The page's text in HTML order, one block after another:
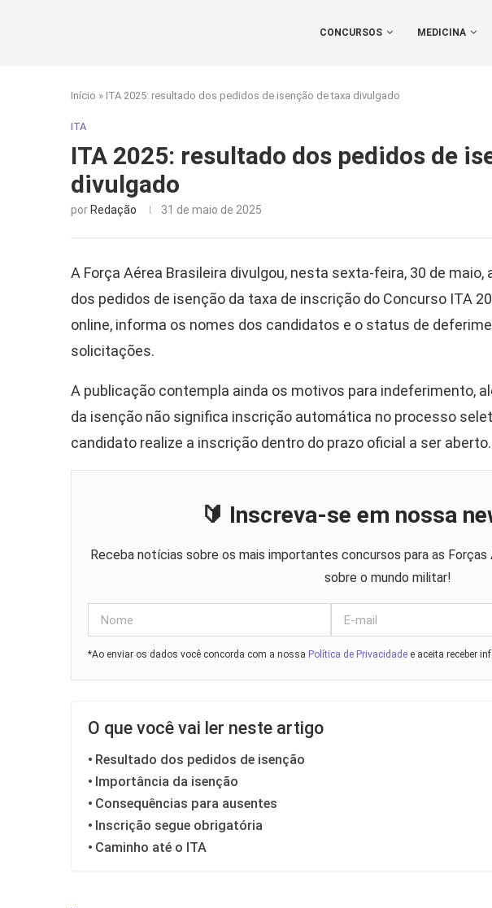
CONCURSOS MEDICINA
Início » ITA 2025: resultado dos pedidos de isenção de taxa divulgado
ITA
ITA 2025: resultado dos pedidos de
divulgado
por Redação 31 de maio de 2025
A Força Aérea Brasileira divulgou, nesta sexta-feira, 30 de
dos pedidos de isenção da taxa de inscrição do Concurso ITA
online, informa os nomes dos candidatos e o status de
solicitações.
A publicação contempla ainda os motivos para indeferimento,
da isenção não significa inscrição automática no processo
candidato realize a inscrição dentro do prazo oficial a ser aberto.
🔰 Inscreva-se em nossa
Receba notícias sobre os mais importantes concursos para as
sobre o mundo militar!
*Ao enviar os dados você concorda com a nossa Política de Privacidade e aceita receber
O que você vai ler neste artigo
Resultado dos pedidos de isenção
Importância da isenção
Consequências para ausentes
Inscrição segue obrigatória
Caminho até o ITA